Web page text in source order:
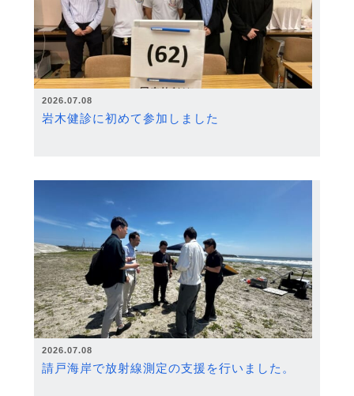
2026.07.08
岩木健診に初めて参加しました
2026.07.08
請戸海岸で放射線測定の支援を行いました。